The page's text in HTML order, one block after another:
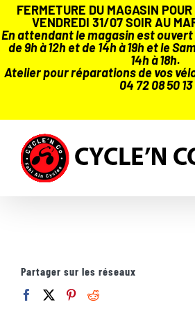
FERMETURE DU MAGASIN
VENDREDI 31/07 SOIR AU
En attendant le magasin est ouvert
de 9h à 12h et de 14h à 19h et le
14h à 18h.
Atelier pour réparations de vos
04 72 08 50 13
contenu
Partager sur les réseaux